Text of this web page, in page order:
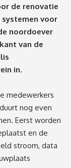
de renovatie
voor
noordoever
van de
in.
medewerkers
nog even
Eerst worden
en de
stroom, data